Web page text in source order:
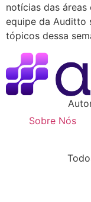
notícias das
equipe da Auditto
tópicos dessa
Sobre Nós